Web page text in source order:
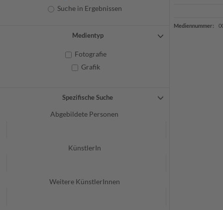
Suche in Ergebnissen
Medientyp
Fotografie
Grafik
Spezifische Suche
Abgebildete Personen
KünstlerIn
Weitere KünstlerInnen
Mediennummer: